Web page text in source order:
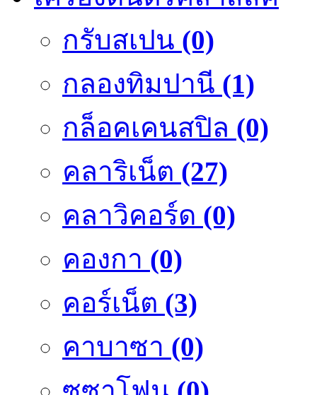
กรับสเปน (0)
กลองทิมปานี (1)
กล็อคเคนสปิล (0)
คลาริเน็ต (27)
คลาวิคอร์ด (0)
คองกา (0)
คอร์เน็ต (3)
คาบาซา (0)